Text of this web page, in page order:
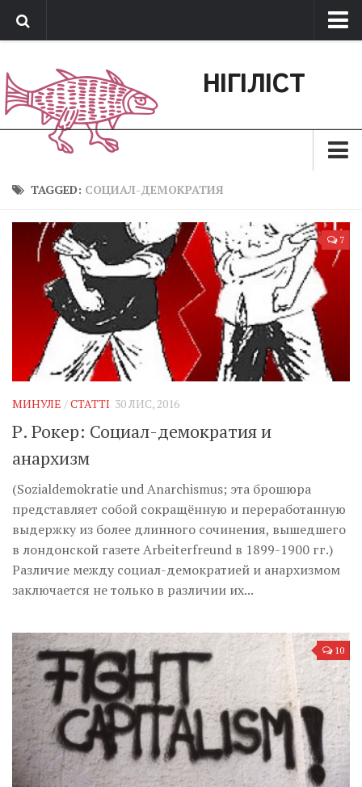
Обратная связь
Поддержать сайт
НІГІЛІСТ
Зараз
Позиція
Belles lettres
Агітатор
Музика революції
Inter/antinational
TAGGED: СОЦИАЛ-ДЕМОКРАТИЯ
7
МИНУЛЕ /СТАТТІ 30 ЛИС, 2016
Р. Рокер: Социал-демократия и
анархизм
(Sozialdemokratie und Anarchismus; эта брошюра
представляет собой сокращённую и переработанную
выдержку из более длинного сочинения, вышедшего
в лондонской газете Arbeiterfreund в 1899-1900 гг.)
Различие между социал-демократией и анархизмом
заключается не только в различии их...
10